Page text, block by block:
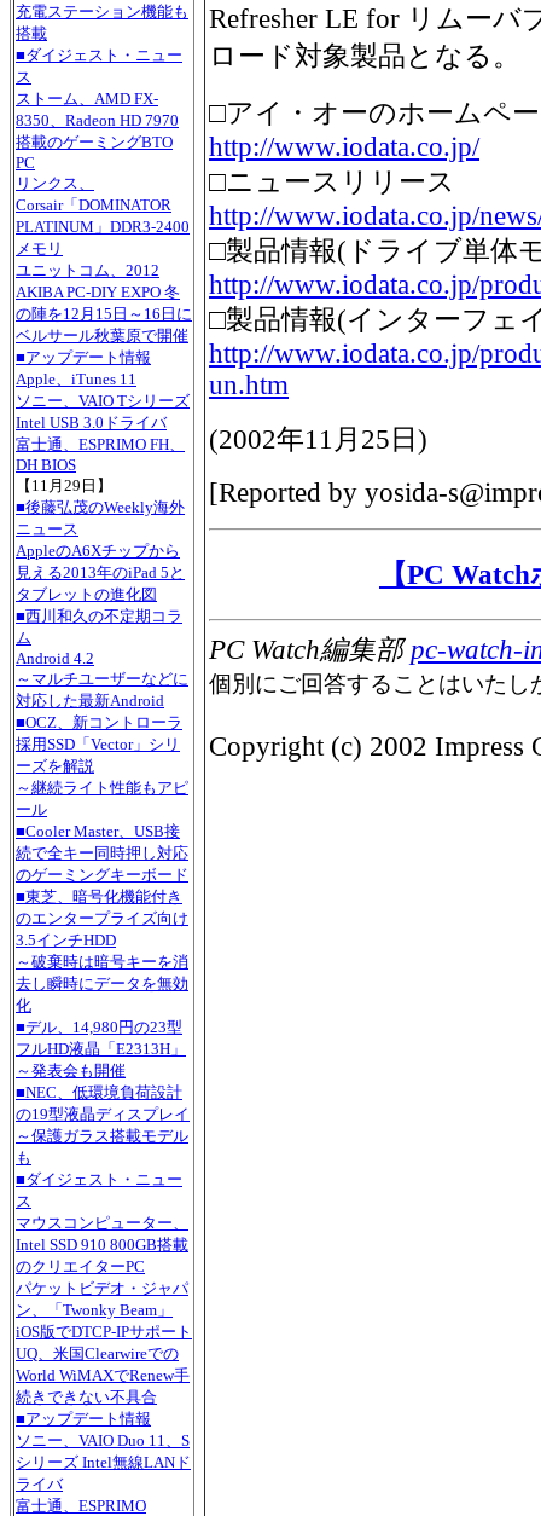
充電ステーション機能も
搭載
■ダイジェスト・ニュー
ス
ストーム、AMD FX-
8350、Radeon HD 7970
搭載のゲーミングBTO
PC
リンクス、
Corsair「DOMINATOR
PLATINUM」DDR3-2400
メモリ
ユニットコム、2012
AKIBA PC-DIY EXPO 冬
の陣を12月15日～16日に
ベルサール秋葉原で開催
■アップデート情報
Apple、iTunes 11
ソニー、VAIO Tシリーズ
Intel USB 3.0ドライバ
富士通、ESPRIMO FH、
DH BIOS
【11月29日】
■後藤弘茂のWeekly海外
ニュース
AppleのA6Xチップから
見える2013年のiPad 5と
タブレットの進化図
■西川和久の不定期コラ
ム
Android 4.2
～マルチユーザーなどに
対応した最新Android
■OCZ、新コントローラ
採用SSD「Vector」シリ
ーズを解説
～継続ライト性能もアピ
ール
■Cooler Master、USB接
続で全キー同時押し対応
のゲーミングキーボード
■東芝、暗号化機能付き
のエンタープライズ向け
3.5インチHDD
～破棄時は暗号キーを消
去し瞬時にデータを無効
化
■デル、14,980円の23型
フルHD液晶「E2313H」
～発表会も開催
■NEC、低環境負荷設計
の19型液晶ディスプレイ
～保護ガラス搭載モデル
も
■ダイジェスト・ニュー
ス
マウスコンピューター、
Intel SSD 910 800GB搭載
のクリエイターPC
パケットビデオ・ジャパ
ン、「Twonky Beam」
iOS版でDTCP-IPサポート
UQ、米国Clearwireでの
World WiMAXでRenew手
続きできない不具合
■アップデート情報
ソニー、VAIO Duo 11、S
シリーズ Intel無線LANド
ライバ
富士通、ESPRIMO
Refresher LE for リムー
ロード対象製品となる。
□アイ・オーのホームペ
http://www.iodata.co.jp/
□ニュースリリース
http://www.iodata.co.jp/
□製品情報(ドライブ単体
http://www.iodata.co.jp/
□製品情報(インターフェ
http://www.iodata.co.jp/
un.htm
(2002年11月25日 )
[Reported by yosida-
【PC
PC Watch編集部pc-watch-
個別にご回答することはいたし
Copyright (c) 2002 Impress